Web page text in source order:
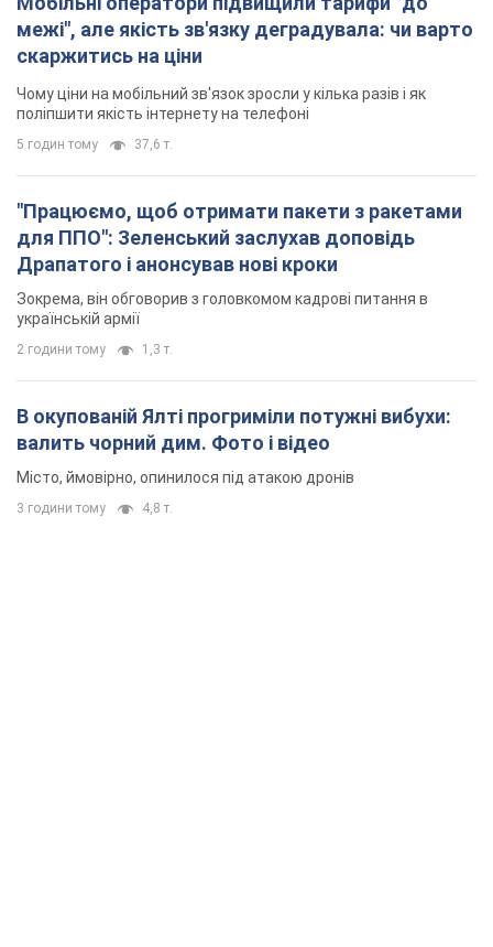
межі", але якість зв'язку деградувала: чи варто
скаржитись на ціни
Чому ціни на мобільний зв'язок зросли у кілька разів і як
поліпшити якість інтернету на телефоні
5 годин тому 37,6 т.
"Працюємо, щоб отримати пакети з ракетами
для ППО": Зеленський заслухав доповідь
Драпатого і анонсував нові кроки
Зокрема, він обговорив з головкомом кадрові питання в
українській армії
2 години тому 1,3 т.
В окупованій Ялті прогриміли потужні вибухи:
валить чорний дим. Фото і відео
Місто, ймовірно, опинилося під атакою дронів
3 години тому 4,8 т.